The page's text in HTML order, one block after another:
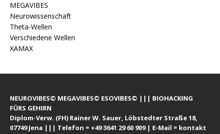
MEGAVIBES
Neurowissenschaft
Theta-Wellen
Verschiedene Wellen
XAMAX
NEUROVIBES© MEGAVIBES© ESOVIBES© ||| BIOHACKING
FÜRS GEHIRN
Diplom-Verw. (FH) Rainer W. Sauer, Löbstedter Straße 18,
07749 Jena ||| Telefon = +49 3641 29 60 909 | E-Mail = kontakt